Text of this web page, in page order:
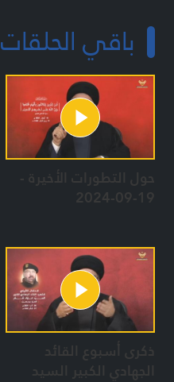
باقي الحلقات
حول التطورات الأخيرة -
19-09-2024
ذكرى أسبوع القائد
الجهادي الكبير السيد